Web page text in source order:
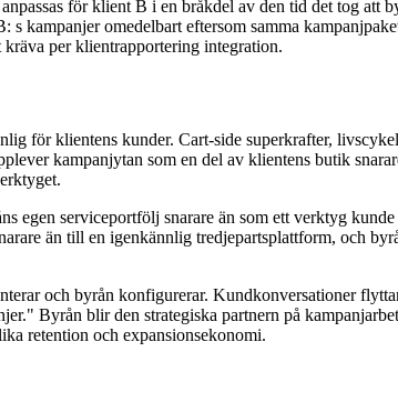
för klient B i en bråkdel av den tid det tog att
kampanjer omedelbart eftersom samma
kräva per klientrapportering integration.
för klientens kunder. Cart-side superkrafter,
kampanjytan som en del av klientens butik
egen serviceportfölj snarare än som ett verktyg
än till en igenkännlig tredjepartsplattform, och
och byrån konfigurerar. Kundkonversationer
Byrån blir den strategiska partnern på
retention och expansionsekonomi.